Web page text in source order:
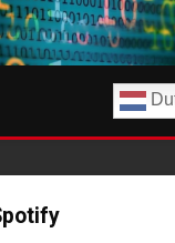
muziekdiensten en